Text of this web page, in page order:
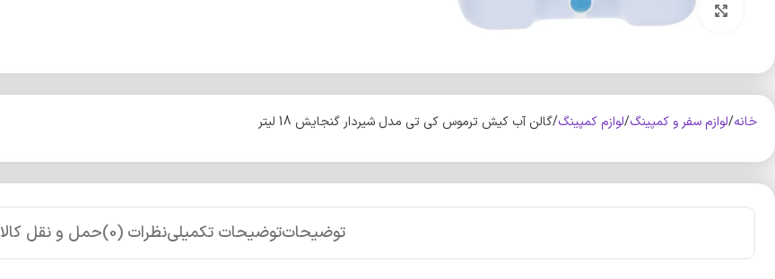
بزرگنمایی تصویر
خانه لوازم سفر و کمپینگ لوازم کمپینگ گالن آب کیش ترموس کی تی مدل شیردار گنجایش 18 لیتر
توضیحاتتوضیحات تکمیلینظرات (0) حمل و نقل کالا